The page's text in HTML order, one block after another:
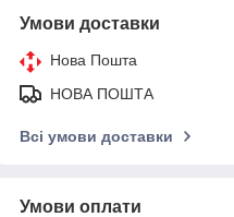
Умови доставки
Нова Пошта
НОВА ПОШТА
Всі умови доставки
Умови оплати